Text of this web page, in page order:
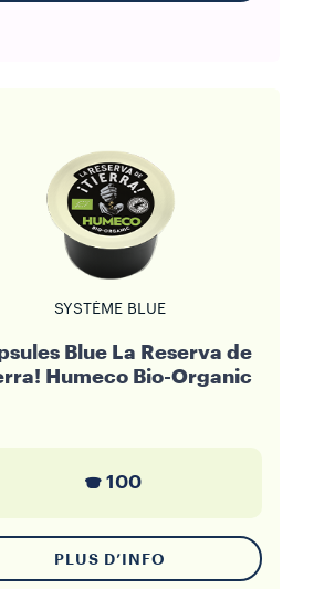
SYSTÈME BLUE
Blue La Reserva de
Humeco Bio-Organic
100
PLUS D’INFO